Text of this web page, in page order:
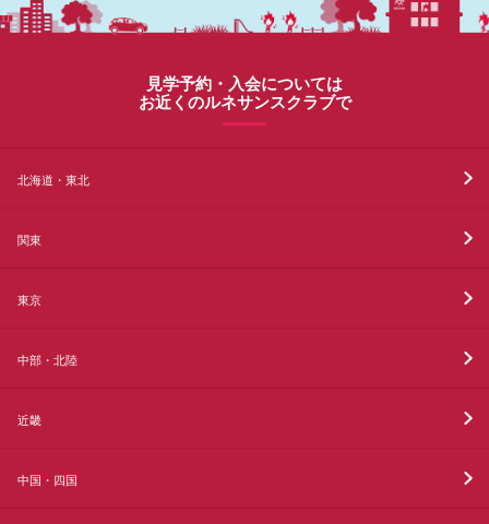
見学予約・入会については
お近くのルネサンスクラブで
北海道・東北
関東
東京
中部・北陸
近畿
中国・四国